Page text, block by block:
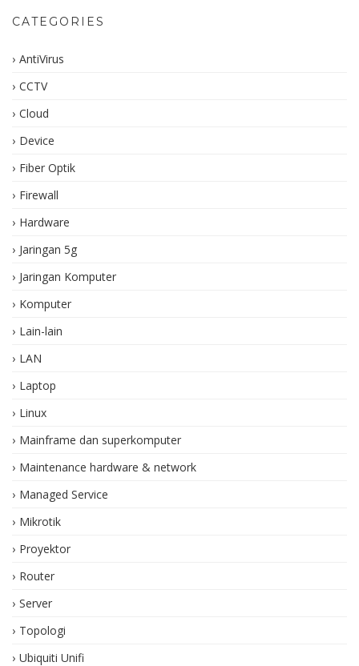
CATEGORIES
AntiVirus
CCTV
Cloud
Device
Fiber Optik
Firewall
Hardware
Jaringan 5g
Jaringan Komputer
Komputer
Lain-lain
LAN
Laptop
Linux
Mainframe dan superkomputer
Maintenance hardware & network
Managed Service
Mikrotik
Proyektor
Router
Server
Topologi
Ubiquiti Unifi